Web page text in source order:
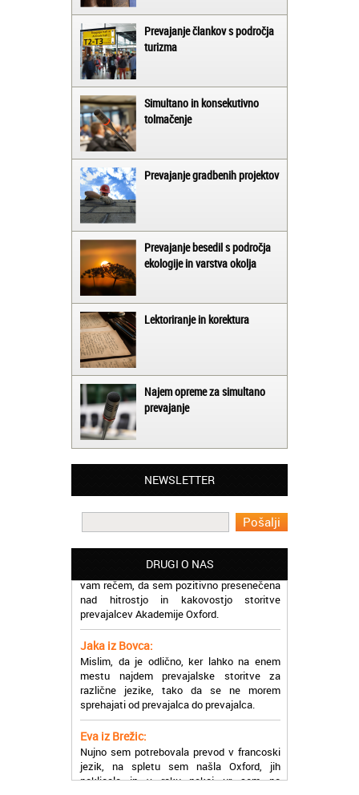
Prevajanje člankov s področja
turizma
Simultano in konsekutivno
tolmačenje
Prevajanje gradbenih projektov
Prevajanje besedil s področja
ekologije in varstva okolja
Lektoriranje in korektura
Najem opreme za simultano
prevajanje
NEWSLETTER
DRUGI O NAS
Matjaž iz Ajdovščine:
Lahko pohvalim vse zaposlene v Akademiji
prevajalske storitve opravljajo hitro in
Martina iz Bleda:
Potrebovala sem prevajanje iz
madžarskega v slovenski jezik in lahko
vam rečem, da sem pozitivno presenečena
prevajalcev Akademije Oxford.
Jaka iz Bovca:
mestu najdem prevajalske storitve za
različne jezike, tako da se ne morem
sprehajati od prevajalca do prevajalca.
Eva iz Brežic:
jezik, na spletu sem našla Oxford, jih
poklicala in v roku nekaj ur sem po
elektronski pošti prejela prevod. Resnično
so izjemni!